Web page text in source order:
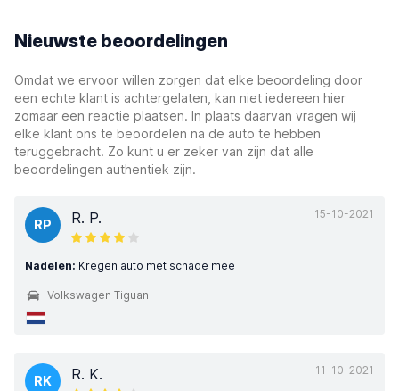
Nieuwste beoordelingen
Omdat we ervoor willen zorgen dat elke beoordeling door
een echte klant is achtergelaten, kan niet iedereen hier
zomaar een reactie plaatsen. In plaats daarvan vragen wij
elke klant ons te beoordelen na de auto te hebben
teruggebracht. Zo kunt u er zeker van zijn dat alle
beoordelingen authentiek zijn.
15-10-2021
RP R. P.
Nadelen: Kregen auto met schade mee
Volkswagen Tiguan
11-10-2021
RK R. K.